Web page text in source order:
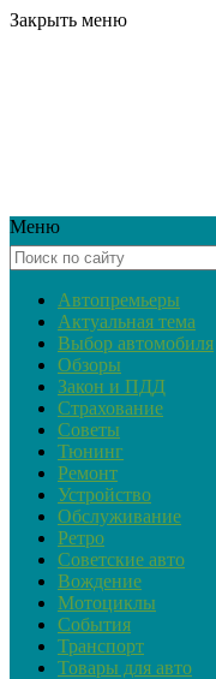
Закрыть меню
Меню
Автопремьеры
Актуальная тема
Выбор автомобиля
Обзоры
Закон и ПДД
Страхование
Советы
Тюнинг
Ремонт
Устройство
Обслуживание
Ретро
Советские авто
Вождение
Мотоциклы
События
Транспорт
Товары для авто